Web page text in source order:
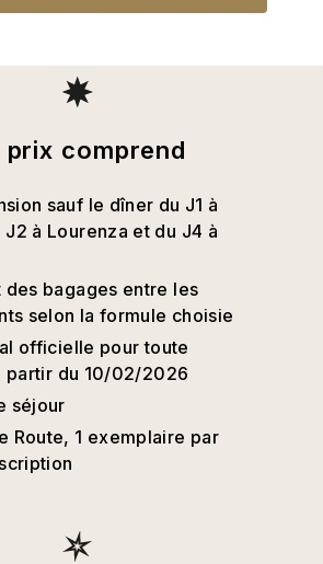
prix comprend
sauf le dîner du J1 à
J2 à Lourenza et du J4 à
des bagages entre les
selon la formule choisie
officielle pour toute
partir du 10/02/2026
séjour
Route, 1 exemplaire par